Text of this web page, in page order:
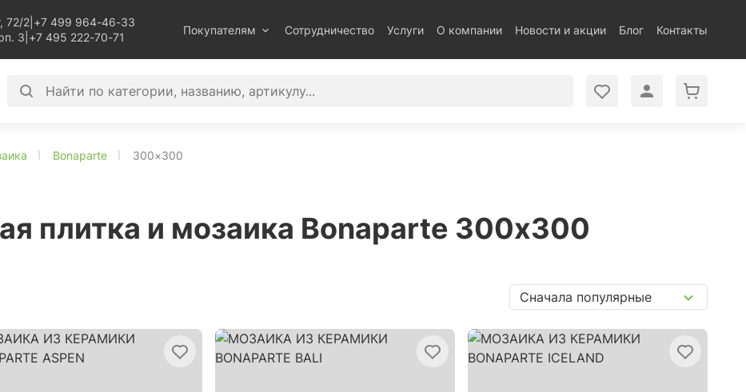
72/2 +7 499 964-46-33
3 +7 495 222-70-71
Покупателям Сотрудничество Услуги О компании Новости и акции Блог Контакты
Bonaparte 300×300
плитка и мозаика Bonaparte 300х300
Сначала популярные